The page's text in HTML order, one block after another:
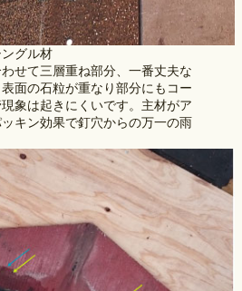
グル材
せて三層重ね部分、一番丈夫な
面の石粒が重なり部分にもコー
象は起きにくいです。主材がア
キン効果で釘穴からの万一の雨